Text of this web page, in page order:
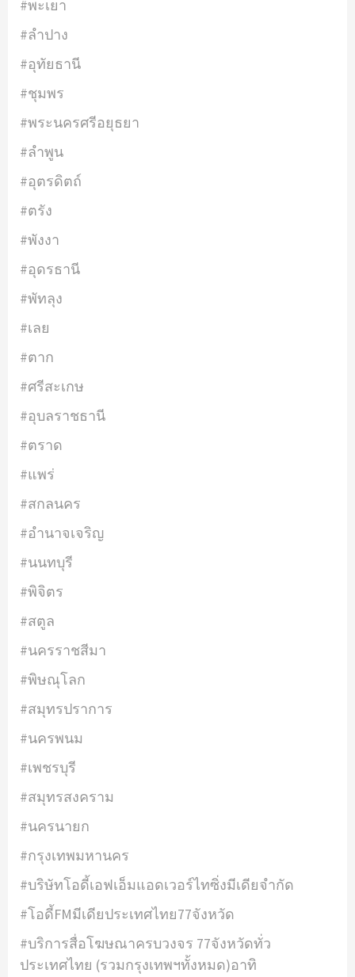
#พะเยา
#ลำปาง
#อุทัยธานี
#ชุมพร
#พระนครศรีอยุธยา
#ลำพูน
#อุตรดิตถ์
#ตรัง
#พังงา
#อุดรธานี
#พัทลุง
#เลย
#ตาก
#ศรีสะเกษ
#อุบลราชธานี
#ตราด
#แพร่
#สกลนคร
#อำนาจเจริญ
#นนทบุรี
#พิจิตร
#สตูล
#นครราชสีมา
#พิษณุโลก
#สมุทรปราการ
#นครพนม
#เพชรบุรี
#สมุทรสงคราม
#นครนายก
#กรุงเทพมหานคร
#บริษัทโอดี้เอฟเอ็มแอดเวอร์ไทซิ่งมีเดียจำกัด
#โอดี้FMมีเดียประเทศไทย77จังหวัด
#บริการสื่อโฆษณาครบวงจร 77จังหวัดทั่ว
ประเทศไทย (รวมกรุงเทพฯทั้งหมด)อาทิ